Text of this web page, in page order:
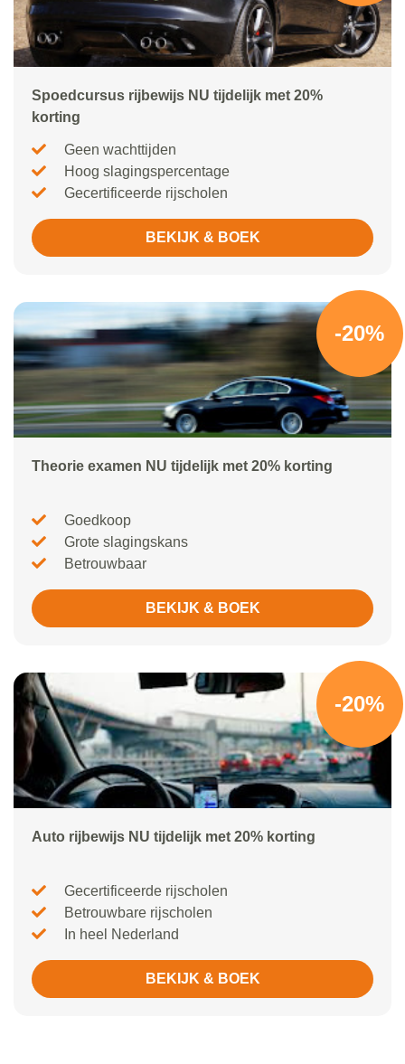
Spoedcursus rijbewijs NU tijdelijk met 20%
korting
Geen wachttijden
Hoog slagingspercentage
Gecertificeerde rijscholen
BEKIJK & BOEK
-20%
Theorie examen NU tijdelijk met 20% korting
Goedkoop
Grote slagingskans
Betrouwbaar
BEKIJK & BOEK
-20%
Auto rijbewijs NU tijdelijk met 20% korting
Gecertificeerde rijscholen
Betrouwbare rijscholen
In heel Nederland
BEKIJK & BOEK